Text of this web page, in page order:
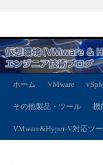
ホーム VMware
その他製品・ツール 機
VMware&Hyper-V対応ツ